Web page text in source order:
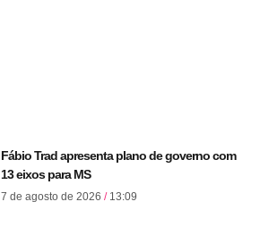
Fábio Trad apresenta plano de governo com
13 eixos para MS
7 de agosto de 2026 13:09